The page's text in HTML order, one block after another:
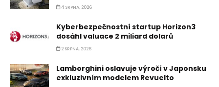
4 SRPNA, 2026
Kyberbezpečnostní startup Horizon3
dosáhl valuace 2 miliard dolarů
2 SRPNA, 2026
Lamborghini oslavuje výročí v Japonsku
exkluzivním modelem Revuelto